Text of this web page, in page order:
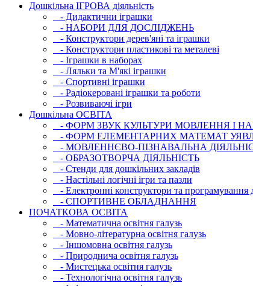
Дошкільна ІГРОВА діяльність
- Дидактични іграшки
- НАБОРИ ДЛЯ ДОСЛІДЖЕНЬ
- Конструктори дерев'яні та іграшки
- Конструктори пластикові та металеві
- Іграшки в наборах
- Ляльки та М'які іграшки
- Спортивні іграшки
- Радіокеровані іграшки та роботи
- Розвиваючі ігри
Дошкільна ОСВIТА
- ФОРМ ЗВУК КУЛЬТУРИ МОВЛЕННЯ І
- ФОРМ ЕЛЕМЕНТАРНИХ МАТЕМАТ
- МОВЛЕННЄВО-ПІЗНАВАЛЬНА
- ОБРАЗОТВОРЧА ДІЯЛЬНІСТЬ
- Стенди для дошкільних закладів
- Настільні логічні ігри та пазли
- Електронні конструктори та програмування
- СПОРТИВНЕ ОБЛАДНАННЯ
ПОЧАТКОВА ОСВIТА
- Математична освітня галузь
- Мовно-літературна освітня галузь
- Iншомовна освітня галузь
- Природнича освітня галузь
- Мистецька освітня галузь
- Технологічна освітня галузь